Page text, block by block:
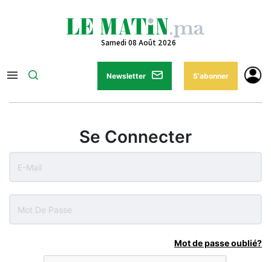
Samedi 08 Août 2026
Newsletter S'abonner
Se Connecter
Mot de passe oublié?